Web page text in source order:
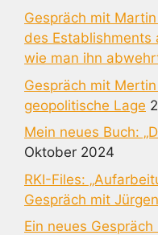
Gespräch mit
des Establishments
wie man ihn
Gespräch mit
geopolitische Lage
Mein neues Buch:
Oktober 2024
RKI-Files:
Gespräch mit
Ein neues